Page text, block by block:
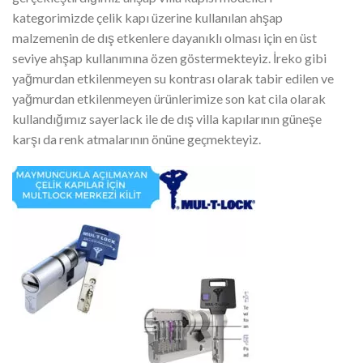
kategorimizde çelik kapı üzerine kullanılan ahşap
malzemenin de dış etkenlere dayanıklı olması için en üst
seviye ahşap kullanımına özen göstermekteyiz. İreko gibi
yağmurdan etkilenmeyen su kontrası olarak tabir edilen ve
yağmurdan etkilenmeyen ürünlerimize son kat cila olarak
kullandığımız sayerlack ile de dış villa kapılarının güneşe
karşı da renk atmalarının önüne geçmekteyiz.